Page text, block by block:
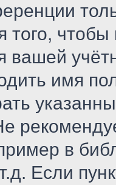
чтобы
вашей
имя
в
Если